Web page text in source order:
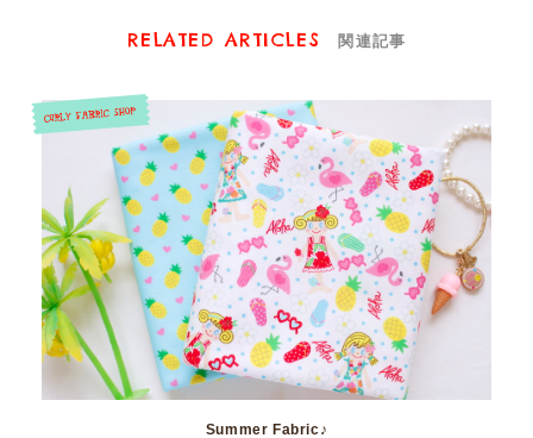
RELATED ARTICLES 関連記事
Summer Fabric♪